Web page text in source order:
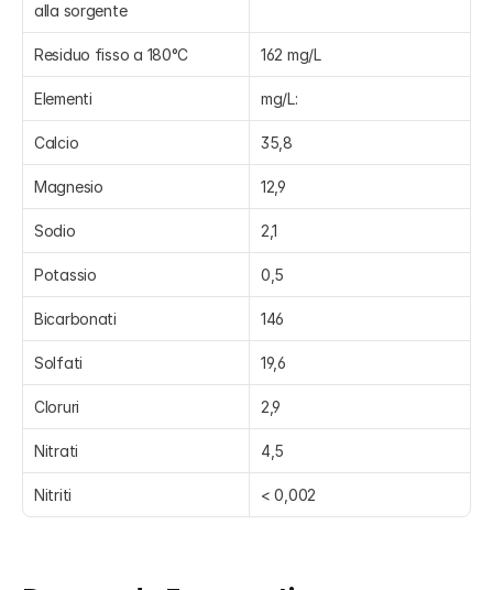
alla sorgente
Residuo fisso a 180°C 162 mg/L
Elementi mg/L:
Calcio 35,8
Magnesio 12,9
Sodio 2,1
Potassio 0,5
Bicarbonati 146
Solfati 19,6
Cloruri 2,9
Nitrati 4,5
Nitriti < 0,002